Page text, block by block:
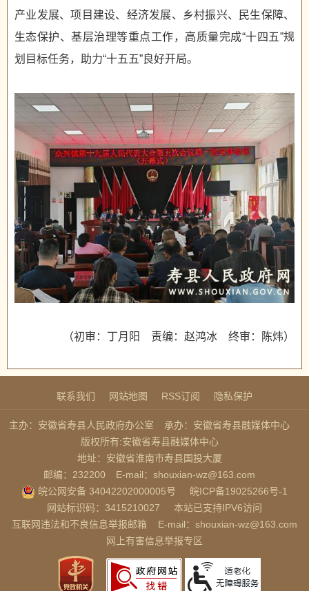
产业发展、项目建设、经济发展、乡村振兴、民生保障、
生态保护、基层治理等重点工作，高质量完成“十四五”规
划目标任务，助力“十五五”良好开局。
（初审：丁月阳 责编：赵鸿冰 终审：陈炜）
联系我们 网站地图 RSS订阅 隐私保护
主办：安徽省寿县人民政府办公室
承办：安徽省寿县融媒体中心
版权所有:安徽省寿县融媒体中心
地址：安徽省淮南市寿县国投大厦
邮编：232200
E-mail：shouxian-wz@163.com
皖公网安备 34042202000005号
皖ICP备19025266号-1
网站标识码：3415210027
本站已支持IPV6访问
互联网违法和不良信息举报邮箱
E-mail：shouxian-wz@163.com
网上有害信息举报专区